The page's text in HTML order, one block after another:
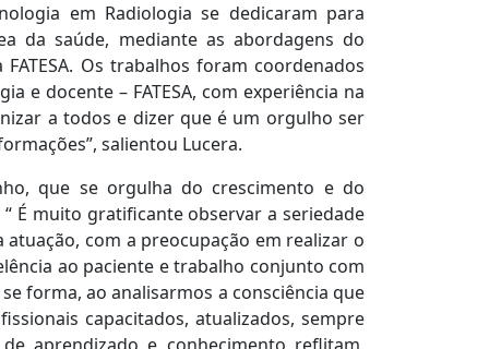
em Radiologia se dedicaram para
da saúde, mediante as abordagens do
Os trabalhos foram coordenados
e docente – FATESA, com experiência na
a todos e dizer que é um orgulho ser
salientou Lucera.
que se orgulha do crescimento e do
É muito gratificante observar a seriedade
com a preocupação em realizar o
ao paciente e trabalho conjunto com
forma, ao analisarmos a consciência que
capacitados, atualizados, sempre